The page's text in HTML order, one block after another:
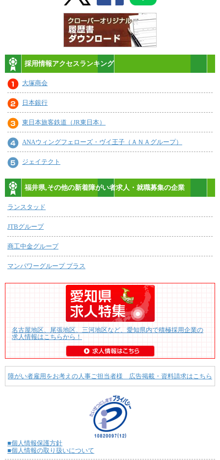
採用情報アクセスランキング
大塚商会
日本銀行
東日本旅客鉄道（JR東日本）
ANAウィングフェローズ・ヴイ王子（ＡＮＡグループ）
ジェイテクト
福井県,その他の新着障がい者求人・就職募集の企業
ランスタッド
JTBグループ
商工中金グループ
マンパワーグループ プラス
名古屋地区、尾張地区、三河地区など、愛知県内で積極採用企業の
求人情報はこちらから！
障がい者雇用をお考えの人事ご担当者様 広告掲載・資料請求はこちら
■個人情報保護方針
■個人情報の取り扱いについて